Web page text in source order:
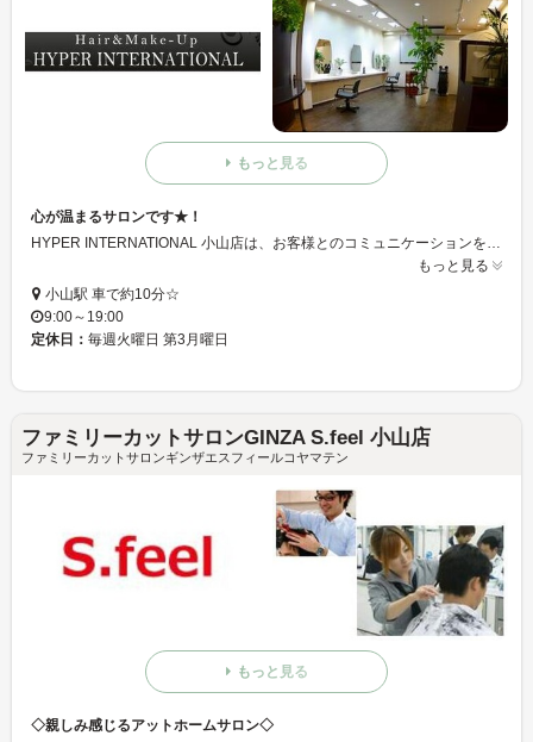
もっと見る
心が温まるサロンです★！
HYPER INTERNATIONAL 小山店は、お客様とのコミュニケーションを大切にし1人1人に、癒しと真心を提供しています♪リラックスした状態で、是非HYPER INTERNATIONAL 小山店にお越し下さい∮
もっと見る
小山駅 車で約10分☆
9:00～19:00
定休日： 毎週火曜日 第3月曜日
ファミリーカットサロンGINZA S.feel 小山店
ファミリーカットサロンギンザエスフィールコヤマテン
もっと見る
◇親しみ感じるアットホームサロン◇